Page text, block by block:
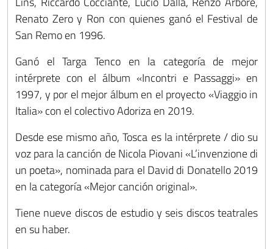
Renato Zero y Ron con quienes ganó el Festival de
San Remo en 1996.
Ganó el Targa Tenco en la categoría de mejor
intérprete con el álbum «Incontri e Passaggi» en
1997, y por el mejor álbum en el proyecto «Viaggio in
Italia» con el colectivo Adoriza en 2019.
Desde ese mismo año, Tosca es la intérprete / dio su
voz para la canción de Nicola Piovani «L’invenzione di
un poeta», nominada para el David di Donatello 2019
en la categoría «Mejor canción original».
Tiene nueve discos de estudio y seis discos teatrales
en su haber.